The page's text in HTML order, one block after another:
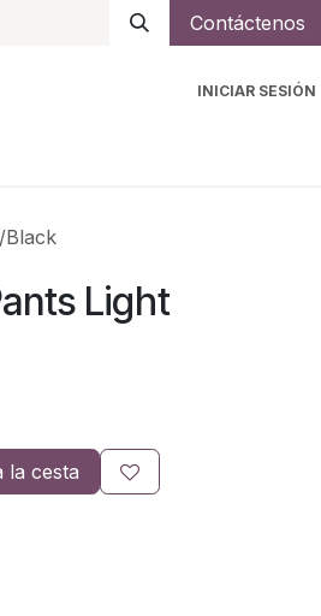
Contáctenos
INICIAR SESIÓN
Black
Light
la cesta